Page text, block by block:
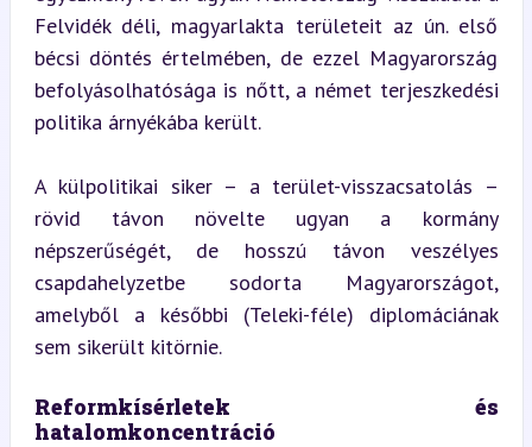
Felvidék déli, magyarlakta területeit az ún. első
bécsi döntés értelmében, de ezzel Magyarország
befolyásolhatósága is nőtt, a német terjeszkedési
politika árnyékába került.
A külpolitikai siker – a terület-visszacsatolás –
rövid távon növelte ugyan a kormány
népszerűségét, de hosszú távon veszélyes
csapdahelyzetbe sodorta Magyarországot,
amelyből a későbbi (Teleki-féle) diplomáciának
sem sikerült kitörnie.
Reformkísérletek és
hatalomkoncentráció